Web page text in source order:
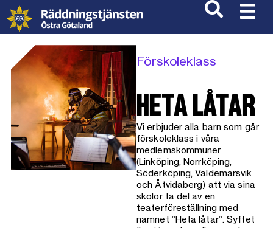
Förskoleklass
HETA LÅTAR
Vi erbjuder alla barn som går
förskoleklass i våra
medlemskommuner
(Linköping, Norrköping,
Söderköping, Valdemarsvik
och Åtvidaberg) att via sina
skolor ta del av en
teaterföreställning med
namnet ”Heta låtar”. Syftet